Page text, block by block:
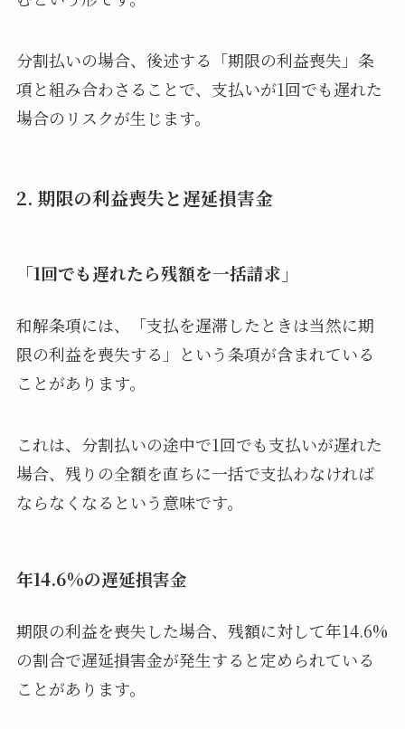
分割払いの場合、後述する「期限の利益喪失」条
項と組み合わさることで、支払いが1回でも遅れた
場合のリスクが生じます。
2. 期限の利益喪失と遅延損害金
「1回でも遅れたら残額を一括請求」
和解条項には、「支払を遅滞したときは当然に期
限の利益を喪失する」という条項が含まれている
ことがあります。
これは、分割払いの途中で1回でも支払いが遅れた
場合、残りの全額を直ちに一括で支払わなければ
ならなくなるという意味です。
年14.6%の遅延損害金
期限の利益を喪失した場合、残額に対して年14.6%
の割合で遅延損害金が発生すると定められている
ことがあります。